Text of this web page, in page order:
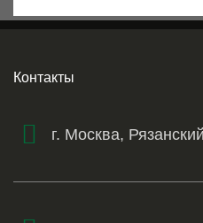
Контакты
г. Москва,